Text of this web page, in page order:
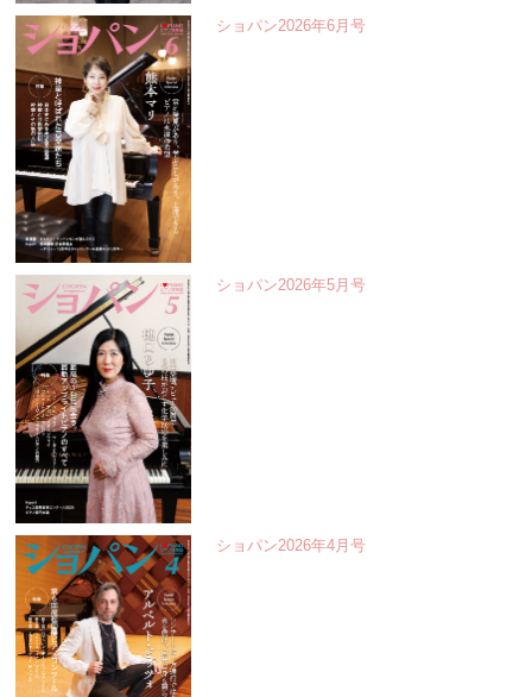
ショパン2026年6月号
ショパン2026年5月号
ショパン2026年4月号